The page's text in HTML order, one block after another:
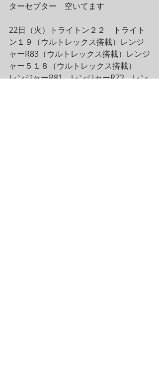
ターセプター　空いてます
22日（火）トライトン２２　トライト
ン１９（ウルトレックス搭載）レンジ
ャーR83（ウルトレックス搭載）レンジ
ャー５１８（ウルトレックス搭載）
レンジャーR81　レンジャーR72　レン